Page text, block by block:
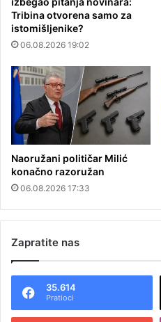
Tribina otvorena samo za
istomišljenike?
06.08.2026 19:02
Naoružani političar Milić
konačno razoružan
06.08.2026 17:33
Zapratite nas
35.614
Pratioci